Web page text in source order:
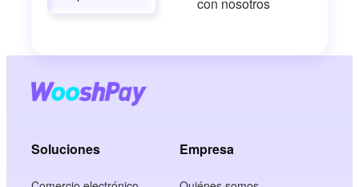
con nosotros
Soluciones Empresa